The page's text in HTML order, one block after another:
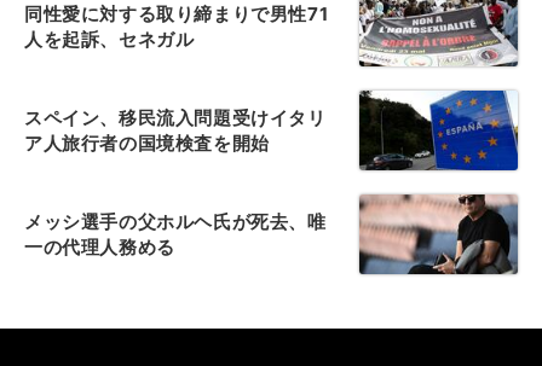
同性愛に対する取り締まりで男性71
人を起訴、セネガル
スペイン、移民流入問題受けイタリ
ア人旅行者の国境検査を開始
メッシ選手の父ホルヘ氏が死去、唯
一の代理人務める